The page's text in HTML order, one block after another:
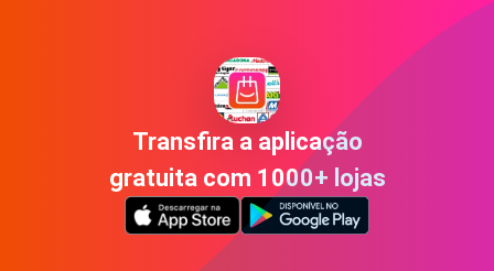
Transfira a aplicação
gratuita com 1000+ lojas